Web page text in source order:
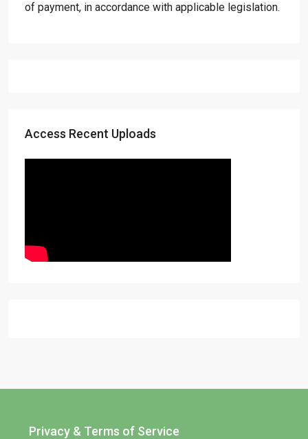
of payment, in accordance with applicable legislation.
Access Recent Uploads
Privacy & Terms of Service